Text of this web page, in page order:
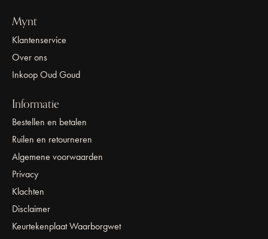
Mynt
Klantenservice
Over ons
Inkoop Oud Goud
Informatie
Bestellen en betalen
Ruilen en retourneren
Algemene voorwaarden
Privacy
Klachten
Disclaimer
Keurtekenplaat Waarborgwet